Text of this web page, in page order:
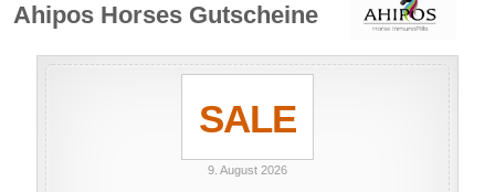
Ahipos Horses Gutscheine
SALE
9. August 2026